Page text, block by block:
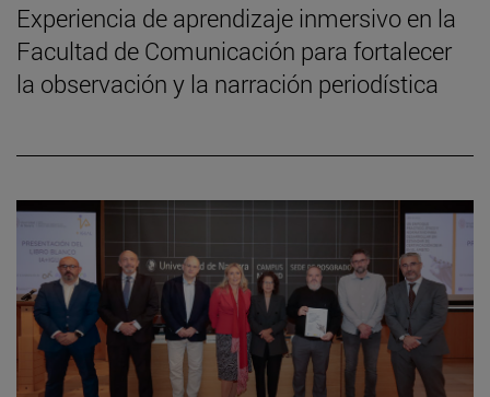
Experiencia de aprendizaje inmersivo en la
Facultad de Comunicación para fortalecer
la observación y la narración periodística